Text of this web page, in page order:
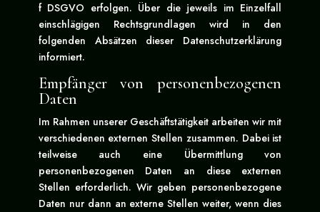
f DSGVO erfolgen. Über die jeweils im Einzelfall
einschlägigen Rechtsgrundlagen wird in den
folgenden Absätzen dieser Datenschutzerklärung
informiert.
Empfänger von personenbezogenen
Daten
Im Rahmen unserer Geschäftstätigkeit arbeiten wir mit
verschiedenen externen Stellen zusammen. Dabei ist
teilweise auch eine Übermittlung von
personenbezogenen Daten an diese externen
Stellen erforderlich. Wir geben personenbezogene
Daten nur dann an externe Stellen weiter, wenn dies